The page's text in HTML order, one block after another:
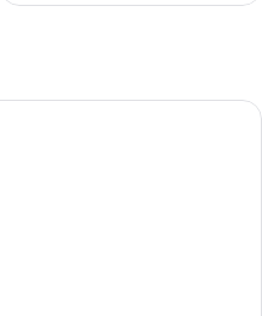
스탠다드룸 (조식 2인 포함) | 책상, 방